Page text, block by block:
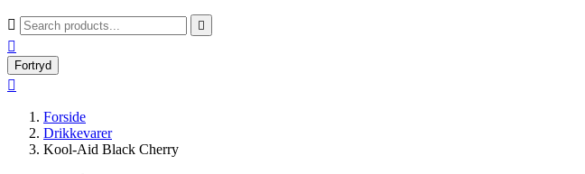
 

Fortryd

Forside
Drikkevarer
Kool-Aid Black Cherry